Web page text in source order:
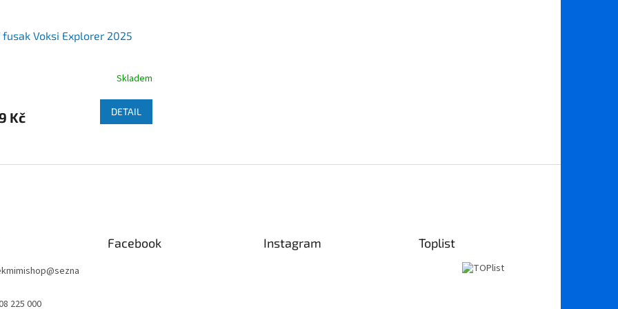
Voksi Explorer 2025
Skladem
Kč DETAIL
v
@sezna
225 000
Facebook Instagram Toplist